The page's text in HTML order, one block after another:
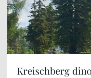
Kreischberg